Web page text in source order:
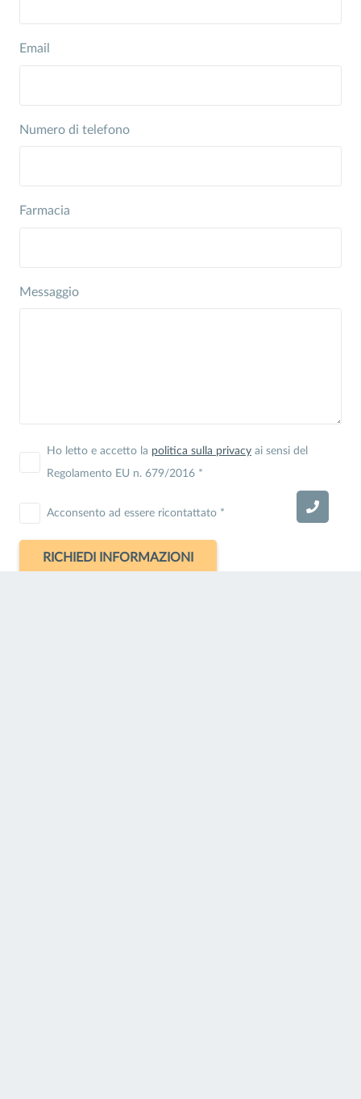
Email
Numero di telefono
Farmacia
Messaggio
Ho letto e accetto la politica sulla privacy ai sensi del
Regolamento EU n. 679/2016 *
Acconsento ad essere ricontattato *